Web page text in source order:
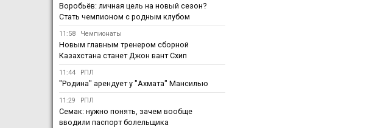
Воробьёв: личная цель на новый сезон?
Стать чемпионом с родным клубом
11:58 Чемпионаты
Новым главным тренером сборной
Казахстана станет Джон вант Схип
11:44 РПЛ
"Родина" арендует у "Ахмата" Мансилью
11:29 РПЛ
Семак: нужно понять, зачем вообще
вводили паспорт болельщика